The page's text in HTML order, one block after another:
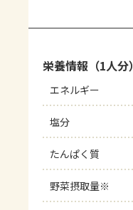
栄養情報（1人分）
エネルギー
塩分
たんぱく質
野菜摂取量※